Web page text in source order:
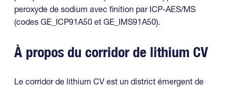
peroxyde de sodium avec finition par ICP-AES/MS
(codes GE_ICP91A50 et GE_IMS91A50).
À propos du corridor de lithium CV
Le corridor de lithium CV est un district émergent de